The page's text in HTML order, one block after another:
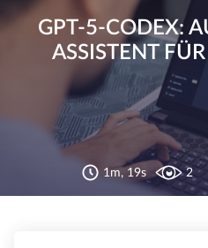
GPT-5-CODEX:
ASSISTENT
1m, 19s 2